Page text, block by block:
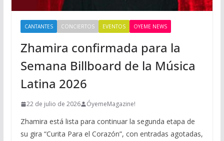
CANTANTES CONCIERTOS EVENTOS OYEME NEWS
Zhamira confirmada para la
Semana Billboard de la Música
Latina 2026
22 de julio de 2026 ÓyemeMagazine!
Zhamira está lista para continuar la segunda etapa de
su gira “Curita Para el Corazón”, con entradas agotadas,